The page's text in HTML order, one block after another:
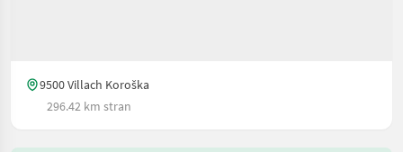
9500 Villach Koroška
296.42 km stran